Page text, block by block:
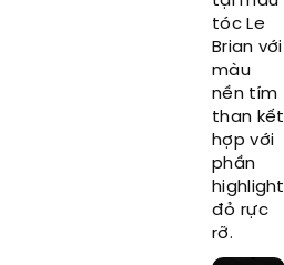
tóc Le
Brian với
màu
nền tím
than kết
hợp với
phần
highlight
đỏ rực
rỡ.